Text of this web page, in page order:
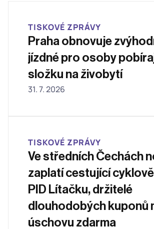
TISKOVÉ ZPRÁVY
Praha obnovuje
jízdné pro osoby
složku na živobytí
31. 7. 2026
TISKOVÉ ZPRÁVY
Ve středních Čechách
zaplatí cestující
PID Lítačku, držitelé
dlouhodobých kuponů
úschovu zdarma